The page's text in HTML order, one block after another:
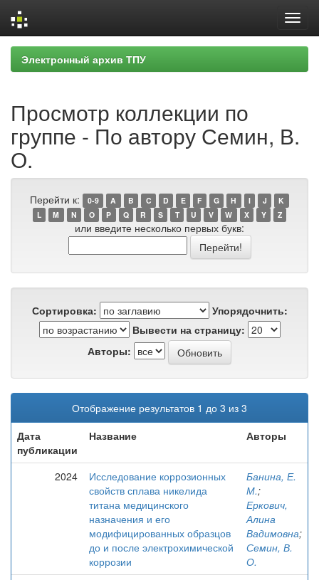
Skip
navigation
Электронный архив ТПУ
Просмотр коллекции по
группе - По автору Семин, В.
О.
Перейти к: 0-9 A B C D E F G H I J
K
L
M N O P Q R S T U V W X Y Z
или введите несколько первых букв:
Сортировка:
Упорядочнить:
Вывести на страницу:
Авторы:
Отображение результатов 1 до 3 из 3
Дата
публикации
Название Авторы
2024
Исследование коррозионных
свойств сплава никелида
титана медицинского
назначения и его
модифицированных образцов
до и после электрохимической
коррозии
Банина, Е.
М.;
Еркович,
Алина
Вадимовна;
Семин, В.
О.